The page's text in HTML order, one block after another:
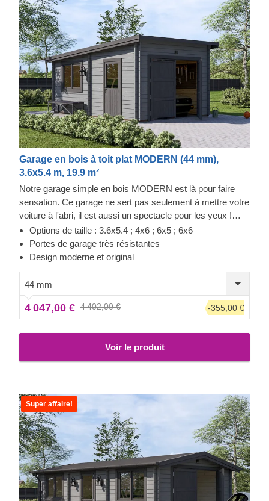
Garage en bois à toit plat MODERN (44 mm),
3.6x5.4 m, 19.9 m²
Notre garage simple en bois MODERN est là pour faire
sensation. Ce garage ne sert pas seulement à mettre votre
voiture à l'abri, il est aussi un spectacle pour les yeux !
Préparez-vous à garer votre voiture du premier coup dans
un garage baigné de lumière. De plus, vous n'aurez plus
jamais besoin de déblayer la neige sur le toit de votre
Décorez votre garage comme vous le souhaitez, les
aspects pratiques les plus importants sont déjà pris en
charge !
Options de taille : 3.6x5.4 ; 4x6 ; 6x5 ; 6x6
Portes de garage très résistantes
Design moderne et original
44 mm
4 047,00 € 4 402,00 € -355,00 €
Voir le produit
Super affaire!